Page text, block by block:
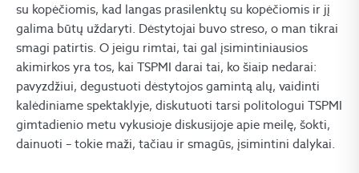
su kopėčiomis, kad langas prasilenktų su kopėčiomis ir jį
galima būtų uždaryti. Dėstytojai buvo streso, o man tikrai
smagi patirtis. O jeigu rimtai, tai gal įsimintiniausios
akimirkos yra tos, kai TSPMI darai tai, ko šiaip nedarai:
pavyzdžiui, degustuoti dėstytojos gamintą alų, vaidinti
kalėdiniame spektaklyje, diskutuoti tarsi politologui TSPMI
gimtadienio metu vykusioje diskusijoje apie meilę, šokti,
dainuoti – tokie maži, tačiau ir smagūs, įsimintini dalykai.